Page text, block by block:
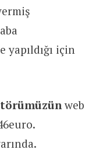
için
web